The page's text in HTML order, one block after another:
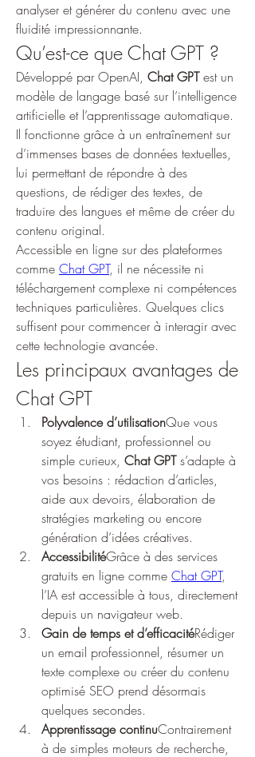
analyser et générer du contenu avec une
fluidité impressionnante.
Qu’est-ce que Chat GPT ?
Développé par OpenAI, Chat GPT est un
modèle de langage basé sur l’intelligence
artificielle et l’apprentissage automatique.
Il fonctionne grâce à un entraînement sur
d’immenses bases de données textuelles,
lui permettant de répondre à des
questions, de rédiger des textes, de
traduire des langues et même de créer du
contenu original.
Accessible en ligne sur des plateformes
comme Chat GPT, il ne nécessite ni
téléchargement complexe ni compétences
techniques particulières. Quelques clics
suffisent pour commencer à interagir avec
cette technologie avancée.
Les principaux avantages de
Chat GPT
Polyvalence d’utilisationQue vous
soyez étudiant, professionnel ou
simple curieux, Chat GPT s’adapte à
vos besoins : rédaction d’articles,
aide aux devoirs, élaboration de
stratégies marketing ou encore
génération d’idées créatives.
AccessibilitéGrâce à des services
gratuits en ligne comme Chat GPT,
l’IA est accessible à tous, directement
depuis un navigateur web.
Gain de temps et d’efficacitéRédiger
un email professionnel, résumer un
texte complexe ou créer du contenu
optimisé SEO prend désormais
quelques secondes.
Apprentissage continuContrairement